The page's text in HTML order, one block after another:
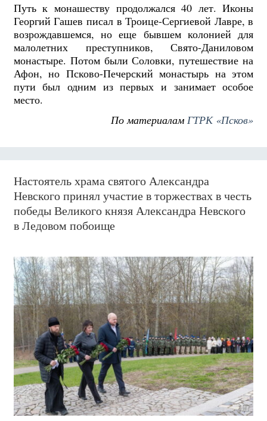
Путь к монашеству продолжался 40 лет. Иконы
Георгий Гашев писал в Троице-Сергиевой Лавре, в
возрождавшемся, но еще бывшем колонией для
малолетних преступников, Свято-Даниловом
монастыре. Потом были Соловки, путешествие на
Афон, но Псково-Печерский монастырь на этом
пути был одним из первых и занимает особое
место.
По материалам ГТРК «Псков»
Настоятель храма святого Александра
Невского принял участие в торжествах в честь
победы Великого князя Александра Невского
в Ледовом побоище